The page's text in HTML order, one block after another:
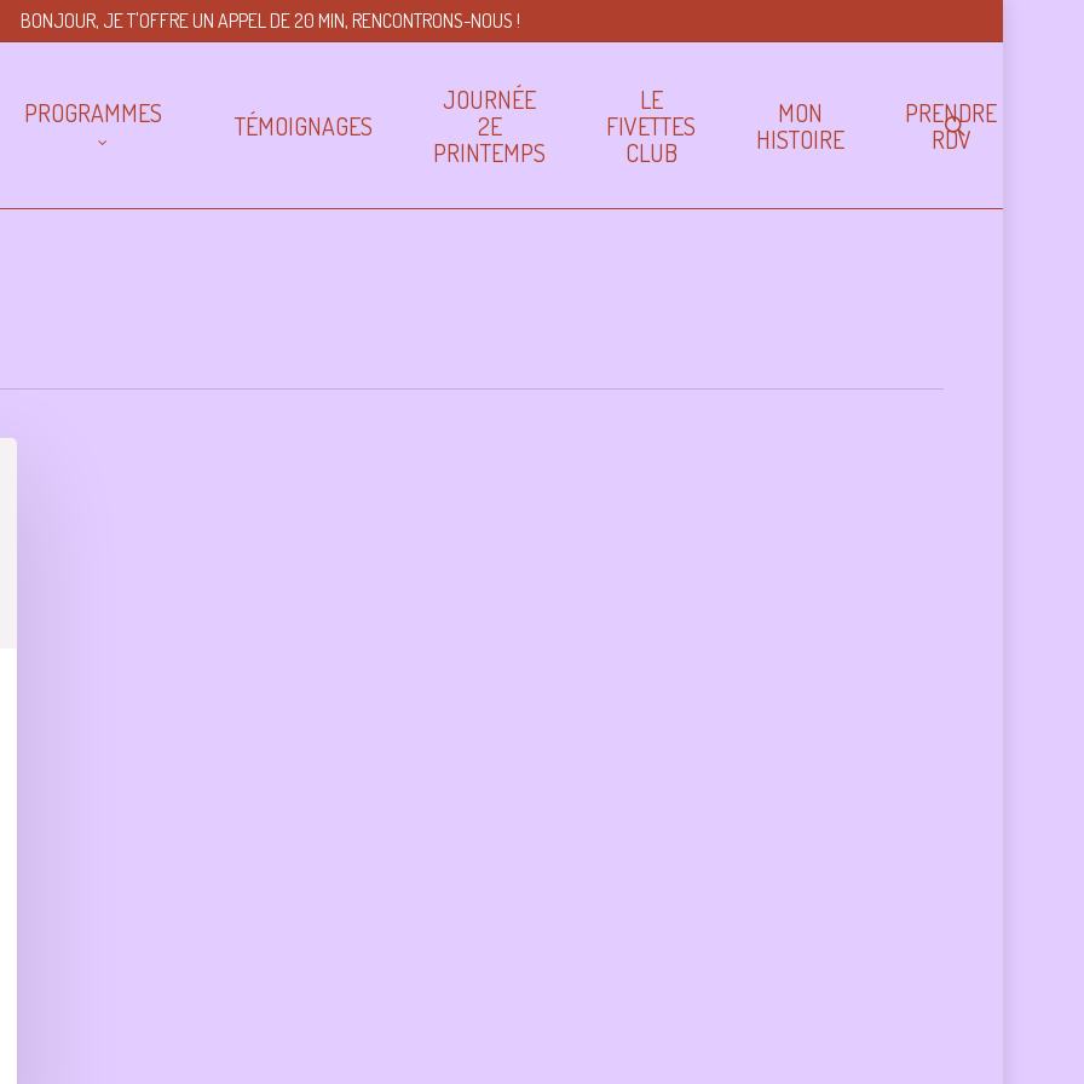
BONJOUR, JE T'OFFRE UN APPEL DE 20 MIN, RENCONTRONS-NOUS !
PROGRAMMES TÉMOIGNAGES
JOURNÉE
2E
PRINTEMPS
LE
FIVETTES
CLUB
MON
HISTOIRE
PRENDRE
RDVsearch